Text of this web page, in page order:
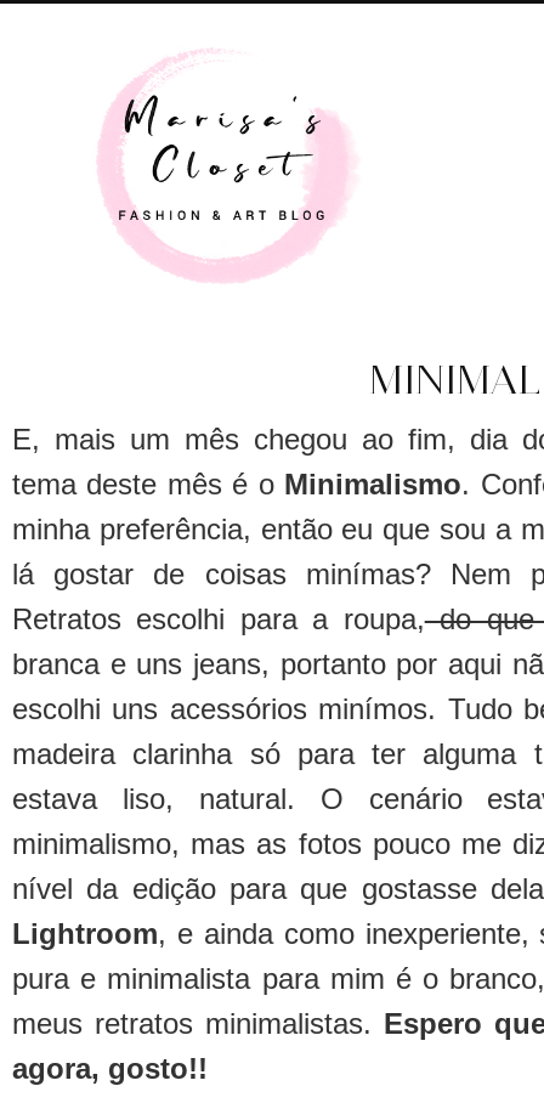
E, mais um mês chegou ao fim, dia
tema deste mês é o Minimalismo.
minha preferência, então eu que sou a
lá gostar de coisas minímas? Nem
Retratos escolhi para a roupa,do que
branca e uns jeans, portanto por aqui
escolhi uns acessórios minímos. Tudo
madeira clarinha só para ter alguma
estava liso, natural. O cenário
minimalismo, mas as fotos pouco me
nível da edição para que gostasse
Lightroom, e ainda como
pura e minimalista para mim é o
meus retratos minimalistas. Espero
agora, gosto!!